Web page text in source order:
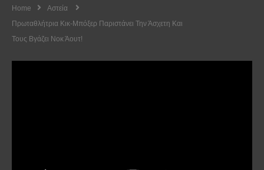
Home
Αστεία
Πρωταθλήτρια Κικ-Μπόξερ Παριστάνει Την Άσχετη Και
Τους Βγάζει Νοκ Άουτ!